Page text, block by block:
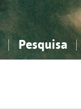
Pesquisa